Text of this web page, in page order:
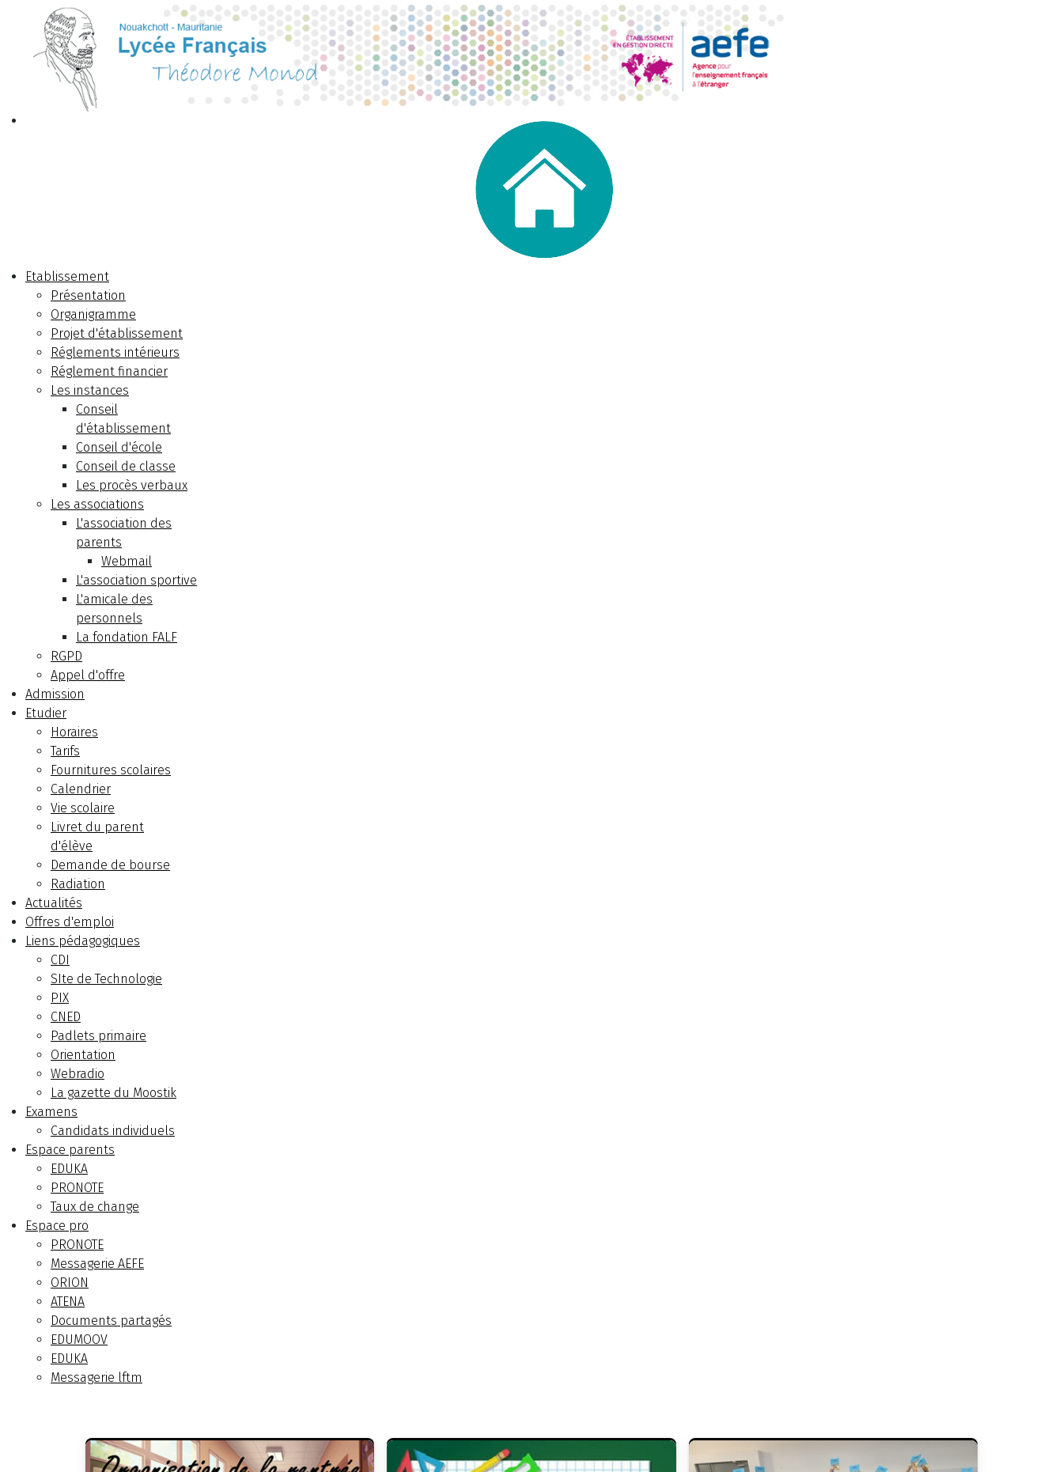
Etablissement
Présentation
Organigramme
Projet d'établissement
Réglements intérieurs
Réglement financier
Les instances
Conseil
d'établissement
Conseil d'école
Conseil de classe
Les procès verbaux
Les associations
L'association des
parents
Webmail
L'association sportive
L'amicale des
personnels
La fondation FALF
RGPD
Appel d'offre
Admission
Etudier
Horaires
Tarifs
Fournitures scolaires
Calendrier
Vie scolaire
Livret du parent
d'élève
Demande de bourse
Radiation
Actualités
Offres d'emploi
Liens pédagogiques
CDI
SIte de Technologie
PIX
CNED
Padlets primaire
Orientation
Webradio
La gazette du Moostik
Examens
Candidats individuels
Espace parents
EDUKA
PRONOTE
Taux de change
Espace pro
PRONOTE
Messagerie AEFE
ORION
ATENA
Documents partagés
EDUMOOV
EDUKA
Messagerie lftm